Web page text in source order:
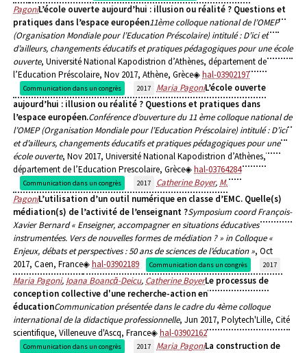
PagoniL’école ouverte aujourd’hui : illusion ou réalité ? Questions et
pratiques dans l’espace européen11ème colloque national de l’OMEP
(Organisation Mondiale pour l’Education Préscolaire) intitulé : D’ici et
d’ailleurs, changements éducatifs et pratiques pédagogiques pour une école
ouverte, Université National Kapodistrion d’Athènes, département de
l’Education Préscolaire, Nov 2017, Athène, Grèce
hal-03902197
Communication dans un congrès 2017 Maria PagoniL’école ouverte
aujourd’hui : illusion ou réalité ? Questions et pratiques dans
l’espace européen.Conférence d’ouverture du 11 ème colloque national de
l’OMEP (Organisation Mondiale pour l’Education Préscolaire) intitulé : D’ici
et d’ailleurs, changements éducatifs et pratiques pédagogiques pour une
école ouverte, Nov 2017, Université National Kapodistrion d’Athènes,
département de l’Education Prescolaire, Grèce
hal-03764284
Communication dans un congrès 2017 Catherine Boyer, M.
PagoniL’utilisation d’un outil numérique en classe d’EMC. Quelle(s)
médiation(s) de l’activité de l’enseignant ?Symposium coord François-
Xavier Bernard « Enseigner, accompagner en situations éducatives
instrumentées. Vers de nouvelles formes de médiation ? » in Colloque «
Enjeux, débats et perspectives : 50 ans de sciences de l’éducation », Oct
2017, Caen, France
hal-03902189 Communication dans un congrès 2017
Maria Pagoni, Ioana Boancă-Deicu, Catherine BoyerLe processus de
conception collective d'une recherche-action en
éducationCommunication présentée dans le cadre du 4ème colloque
international de la didactique professionnelle, Jun 2017, Polytech'Lille, Cité
scientifique, Villeneuve d'Ascq, France
hal-03902162
Communication dans un congrès 2017 Maria PagoniLa construction de